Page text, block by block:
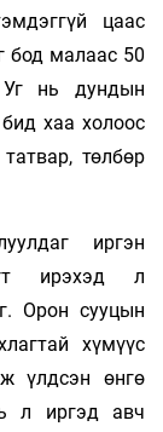
цаас
бод малаас 50
Уг нь дундын
хаа холоос
төлбөр
иргэн
ирэхэд л
Орон сууцын
хүмүүс
үлдсэн өнгө
л иргэд авч